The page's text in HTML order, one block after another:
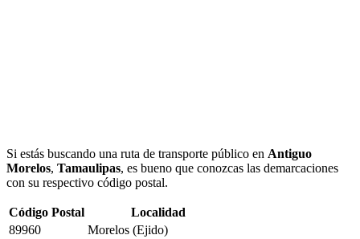
Si estás buscando una ruta de transporte público en Antiguo
Morelos, Tamaulipas, es bueno que conozcas las demarcaciones
con su respectivo código postal.
Código Postal
Localidad
89960
Morelos (Ejido)